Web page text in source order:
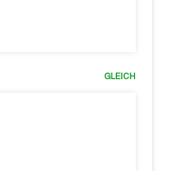
GLEICH